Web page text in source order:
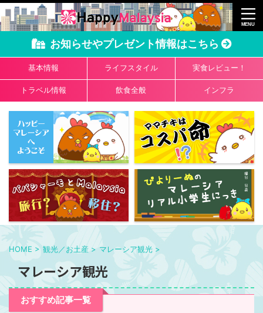
お知らせやプレゼント情報はこちら
基本情報 ライフスタイル 実食レビュー！
トラベル情報 飲食全般 インフラ
HOME > 観光／お土産 > マレーシア観光 >
マレーシア観光
おすすめ記事一覧